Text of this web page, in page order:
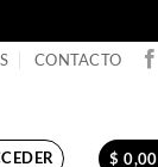
CONTACTO
$ 0,00